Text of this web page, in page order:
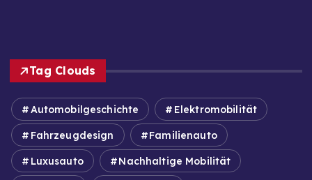
Tag Clouds
Automobilgeschichte Elektromobilität
Fahrzeugdesign Familienauto
Luxusauto Nachhaltige Mobilität